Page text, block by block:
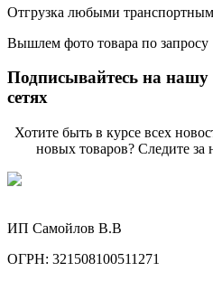
Отгрузка любыми
Вышлем фото товара по запросу
Подписывайтесь на
сетях
Хотите быть в курсе всех
новых товаров? Следите
ИП Самойлов В.В
ОГРН: 321508100511271